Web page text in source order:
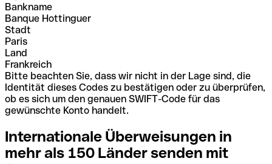
Bankname
Banque Hottinguer
Stadt
Paris
Land
Frankreich
Bitte beachten Sie, dass wir nicht in der Lage sind, die
Identität dieses Codes zu bestätigen oder zu überprüfen,
ob es sich um den genauen SWIFT-Code für das
gewünschte Konto handelt.
Internationale Überweisungen in
mehr als 150 Länder senden mit